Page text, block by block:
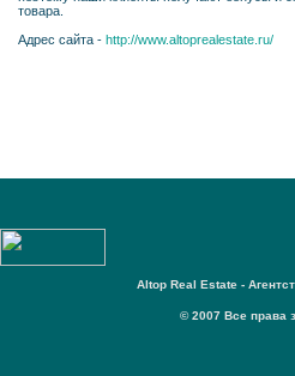
товара.
Адрес сайта - http://www.altoprealestate.ru/
Altop Real Estate -
© 2007 Все права